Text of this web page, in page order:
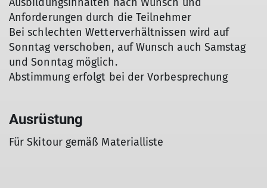
Anforderungen durch die Teilnehmer
Bei schlechten Wetterverhältnissen wird auf
Sonntag verschoben, auf Wunsch auch Samstag
und Sonntag möglich.
Abstimmung erfolgt bei der Vorbesprechung
Ausrüstung
Für Skitour gemäß Materialliste